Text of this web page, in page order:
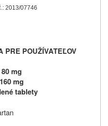
2013/07746
PRE POUŽÍVATEĽOV
mg
mg
tablety